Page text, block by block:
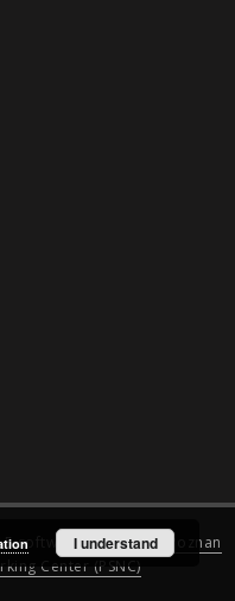
software created by
Poznan
Center (PSNC)
I understand